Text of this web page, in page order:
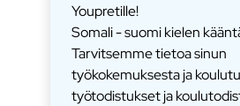
Youpretille!
Somali - suomi kielen
Tarvitsemme tietoa sinun
työkokemuksesta ja
työtodistukset ja